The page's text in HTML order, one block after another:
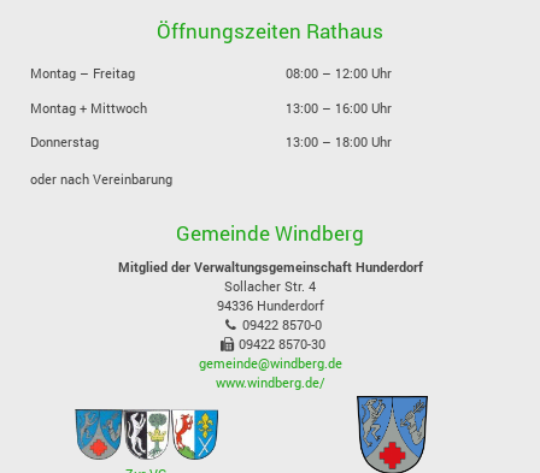
Öffnungszeiten Rathaus
Montag – Freitag
08:00 – 12:00 Uhr
Montag + Mittwoch
13:00 – 16:00 Uhr
Donnerstag
13:00 – 18:00 Uhr
oder nach Vereinbarung
Gemeinde Windberg
Mitglied der Verwaltungsgemeinschaft Hunderdorf
Sollacher Str. 4
94336 Hunderdorf
09422 8570-0
09422 8570-30
gemeinde@windberg.de
www.windberg.de/